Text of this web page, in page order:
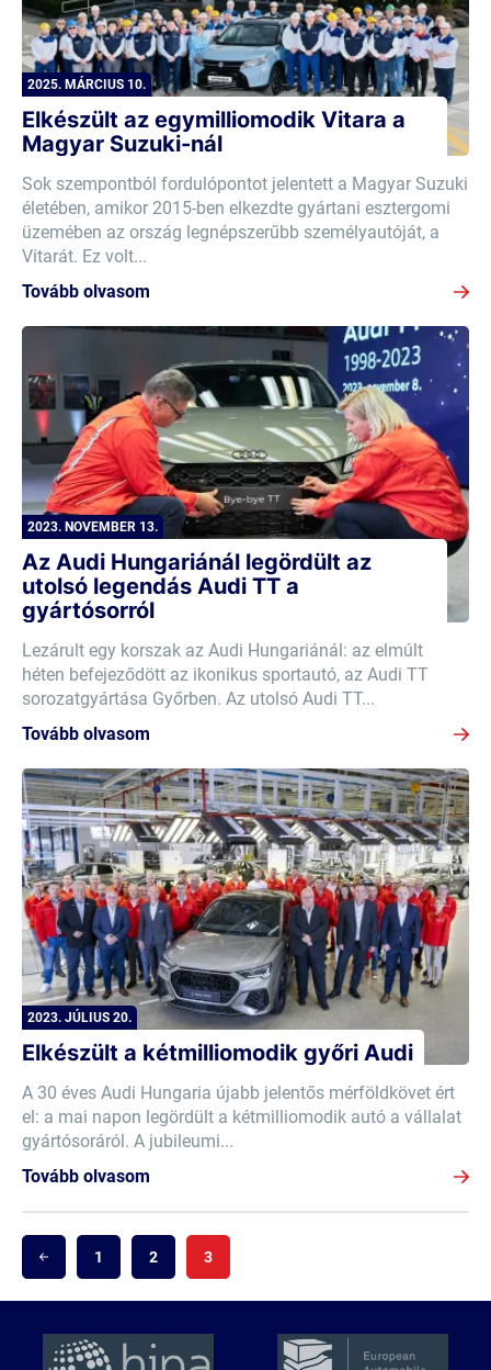
2025. MÁRCIUS 10.
Elkészült az egymilliomodik Vitara a
Magyar Suzuki-nál
Sok szempontból fordulópontot jelentett a Magyar Suzuki
életében, amikor 2015-ben elkezdte gyártani esztergomi
üzemében az ország legnépszerűbb személyautóját, a
Vitarát. Ez volt...
Tovább olvasom
2023. NOVEMBER 13.
Az Audi Hungariánál legördült az
utolsó legendás Audi TT a
gyártósorról
Lezárult egy korszak az Audi Hungariánál: az elmúlt
héten befejeződött az ikonikus sportautó, az Audi TT
sorozatgyártása Győrben. Az utolsó Audi TT...
Tovább olvasom
2023. JÚLIUS 20.
Elkészült a kétmilliomodik győri Audi
A 30 éves Audi Hungaria újabb jelentős mérföldkövet ért
el: a mai napon legördült a kétmilliomodik autó a vállalat
gyártósoráról. A jubileumi...
Tovább olvasom
1 2 3